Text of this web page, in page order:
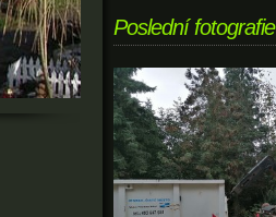
Poslední fotografie